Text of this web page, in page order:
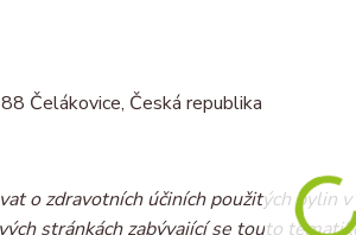
Čelákovice, Česká republika
o zdravotních účiních použitých bylin
stránkách zabývající se touto